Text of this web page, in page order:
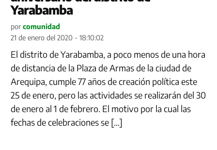
Yarabamba
por comunidad
21 de enero del 2020 - 18:10:02
El distrito de Yarabamba, a poco menos de una hora
de distancia de la Plaza de Armas de la ciudad de
Arequipa, cumple 77 años de creación política este
25 de enero, pero las actividades se realizarán del 30
de enero al 1 de febrero. El motivo por la cual las
fechas de celebraciones se […]